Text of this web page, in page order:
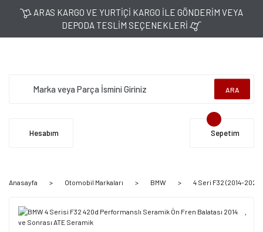
ARAS KARGO VE YURTİÇİ KARGO İLE GÖNDERİM VEYA
DEPODA TESLİM SEÇENEKLERİ
ARA
Hesabım Sepetim
Anasayfa Otomobil Markaları BMW 4 Seri F32 (2014-2020)